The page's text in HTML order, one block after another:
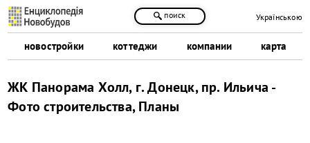
новостройки коттеджи компании карта
поиск Українською
ЖК Панорама Холл, г. Донецк, пр. Ильича -
Фото строительства, Планы